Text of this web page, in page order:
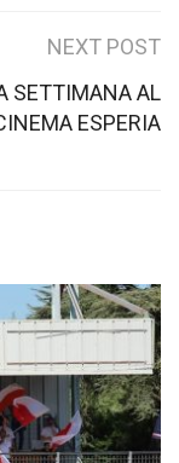
NEXT POST
SETTIMANA AL
ESPERIA